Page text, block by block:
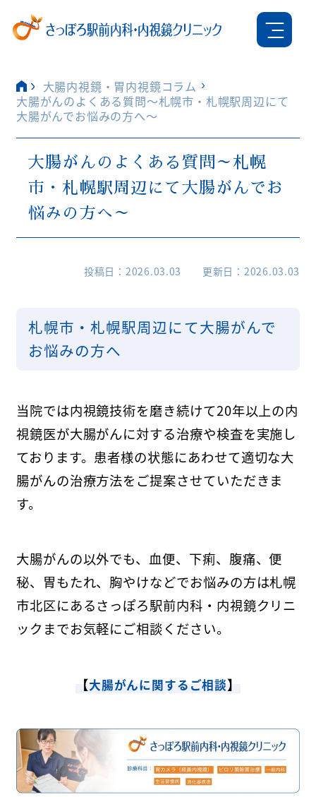
大腸内視鏡・胃内視鏡コラム
大腸がんのよくある質問～札幌市・札幌駅周辺にて
大腸がんでお悩みの方へ～
大腸がんのよくある質問～札幌
市・札幌駅周辺にて大腸がんでお
悩みの方へ～
投稿日 2026.03.03 更新日 2026.03.03
札幌市・札幌駅周辺にて大腸がんで
お悩みの方へ
当院では内視鏡技術を磨き続けて20年以上の内
視鏡医が大腸がんに対する治療や検査を実施し
ております。患者様の状態にあわせて適切な大
腸がんの治療方法をご提案させていただきま
す。
大腸がんの以外でも、血便、下痢、腹痛、便
秘、胃もたれ、胸やけなどでお悩みの方は札幌
市北区にあるさっぽろ駅前内科・内視鏡クリニ
ックまでお気軽にご相談ください。
【大腸がんに関するご相談】